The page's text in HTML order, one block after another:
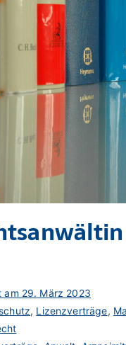
am 29. März 2023
, Lizenzverträge,